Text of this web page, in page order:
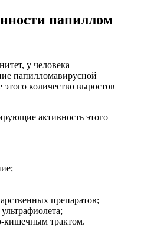
папиллом
у человека
папилломавирусной
этого количество выростов
активность этого
препаратов;
кишечным трактом.